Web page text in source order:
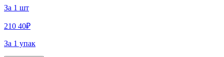
За 1 шт
210 40₽
За 1 упак